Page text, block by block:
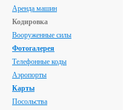
Аренда машин
Кодировка
Вооруженные силы
Фотогалерея
Телефонные коды
Аэропорты
Карты
Посольства